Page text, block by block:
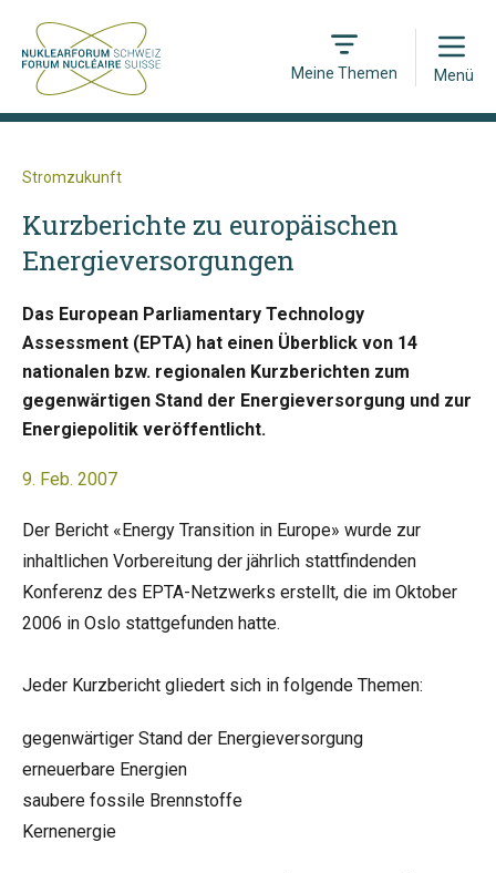
Meine Themen
Open
Menü
Stromzukunft
Kurzberichte zu europäischen
Energieversorgungen
Das European Parliamentary Technology
Assessment (EPTA) hat einen Überblick von 14
nationalen bzw. regionalen Kurzberichten zum
gegenwärtigen Stand der Energieversorgung und zur
Energiepolitik veröffentlicht.
9. Feb. 2007
Der Bericht «Energy Transition in Europe» wurde zur
inhaltlichen Vorbereitung der jährlich stattfindenden
Konferenz des EPTA-Netzwerks erstellt, die im Oktober
2006 in Oslo stattgefunden hatte.
Jeder Kurzbericht gliedert sich in folgende Themen:
gegenwärtiger Stand der Energieversorgung
erneuerbare Energien
saubere fossile Brennstoffe
Kernenergie